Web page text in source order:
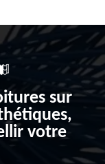
sur
votre